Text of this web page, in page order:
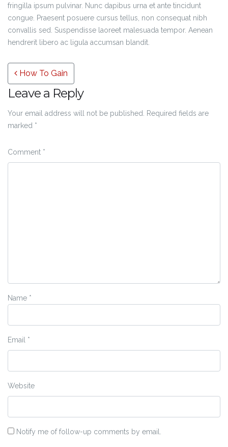
fringilla ipsum pulvinar. Nunc dapibus urna et ante tincidunt
congue. Praesent posuere cursus tellus, non consequat nibh
convallis sed. Suspendisse laoreet malesuada tempor. Aenean
hendrerit libero ac ligula accumsan blandit.
Post navigation
How To Gain
Leave a Reply
Your email address will not be published.
Required fields are
marked *
Comment *
Name *
Email *
Website
Notify me of follow-up comments by email.